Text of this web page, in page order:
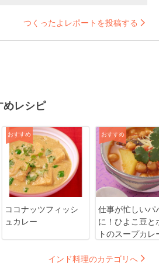
つくったよレポートを投稿する
めレシピ
おすすめ
ココナッツフィッシ
ュカレー
おすすめ
仕事が忙しいパ
に！ひよこ豆と
トのスープカレ
インド料理のカテゴリへ